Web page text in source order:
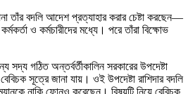
তাঁর বদলি আদেশ প্রত্যাহার করার চেষ্টা করছেন—
ও কর্মচারীদের মধ্যে। পরে তাঁরা বিক্ষোভ
সদ্য গঠিত অন্তর্বর্তীকালিন সরকারের উপদেষ্টা
সূত্রে জানা যায়। ওই উপদেষ্টা রাশিদার বদলি
নাকি ফোনও করেছেন। বিষয়টি নিয়ে বেবিচক